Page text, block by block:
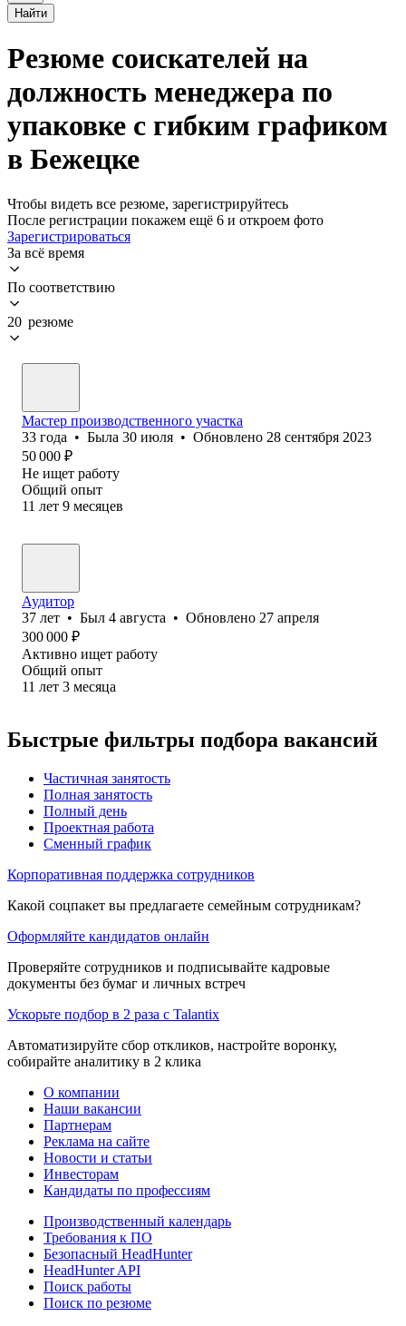
Найти
Резюме соискателей на
должность менеджера по
упаковке с гибким графиком
в Бежецке
Чтобы видеть все резюме, зарегистрируйтесь
После регистрации покажем ещё 6 и откроем фото
Зарегистрироваться
За всё время
По соответствию
20 резюме
Мастер производственного участка
33 года • Была 30 июля • Обновлено 28 сентября 2023
50 000 ₽
Не ищет работу
Общий опыт
11 лет 9 месяцев
Аудитор
37 лет • Был 4 августа • Обновлено 27 апреля
300 000 ₽
Активно ищет работу
Общий опыт
11 лет 3 месяца
Быстрые фильтры подбора вакансий
Частичная занятость
Полная занятость
Полный день
Проектная работа
Сменный график
Корпоративная поддержка сотрудников
Какой соцпакет вы предлагаете семейным сотрудникам?
Оформляйте кандидатов онлайн
Проверяйте сотрудников и подписывайте кадровые
документы без бумаг и личных встреч
Ускорьте подбор в 2 раза с Talantix
Автоматизируйте сбор откликов, настройте воронку,
собирайте аналитику в 2 клика
О компании
Наши вакансии
Партнерам
Реклама на сайте
Новости и статьи
Инвесторам
Кандидаты по профессиям
Производственный календарь
Требования к ПО
Безопасный HeadHunter
HeadHunter API
Поиск работы
Поиск по резюме